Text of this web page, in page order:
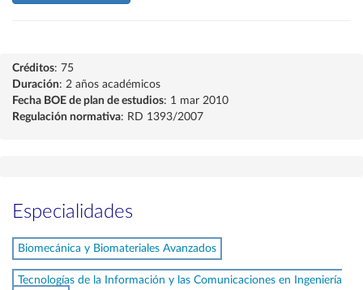
Créditos: 75
Duración: 2 años académicos
Fecha BOE de plan de estudios: 1 mar 2010
Regulación normativa: RD 1393/2007
Especialidades
Biomecánica y Biomateriales Avanzados
Tecnologías de la Información y las Comunicaciones en Ingeniería